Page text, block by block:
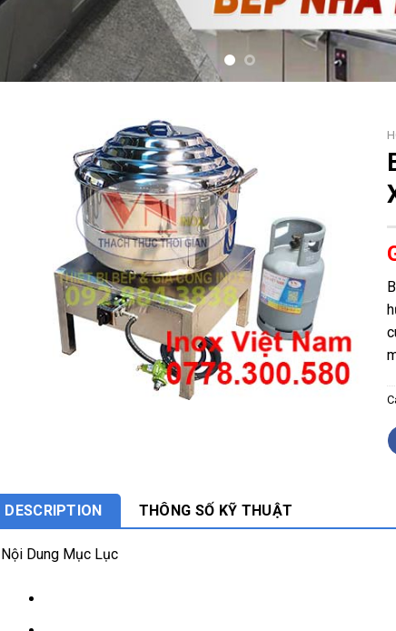
DESCRIPTION THÔNG SỐ KỸ THUẬT
Nội Dung Mục Lục